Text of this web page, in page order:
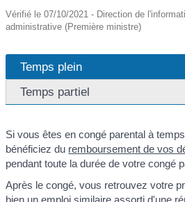
Vérifié le 07/10/2021 - Direction de
administrative (Première ministre)
Temps plein
Temps partiel
Si vous êtes en congé parental à
bénéficiez du remboursement de vos
pendant toute la durée de votre congé
Après le congé, vous retrouvez votre